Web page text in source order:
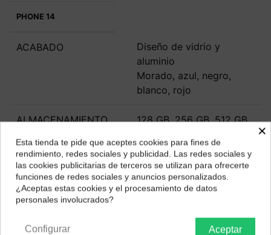
PHONE 14
ACABADO
Diseño de vidrio y
aluminio
Morado, azul, negro,
blanco, rojo
ALMACENAMIENTO 128 GB, 256 GB, 512 GB
DIMENSIONES Y
PESO
146,7 x 71,5 x 7,8 mm
172 gramos
PANTALLA
Super Retina XDR OLED
Resolución FullHD+
¿Dónde deseas recibir tu pedido?
Selecciona tu ubicación para mostrarte los precios e
impuestos correctos para tu región.
×
Esta tienda te pide que aceptes cookies para fines de
rendimiento, redes sociales y publicidad. Las redes sociales y
las cookies publicitarias de terceros se utilizan para ofrecerte
funciones de redes sociales y anuncios personalizados.
¿Aceptas estas cookies y el procesamiento de datos
personales involucrados?
Aceptar
Configurar